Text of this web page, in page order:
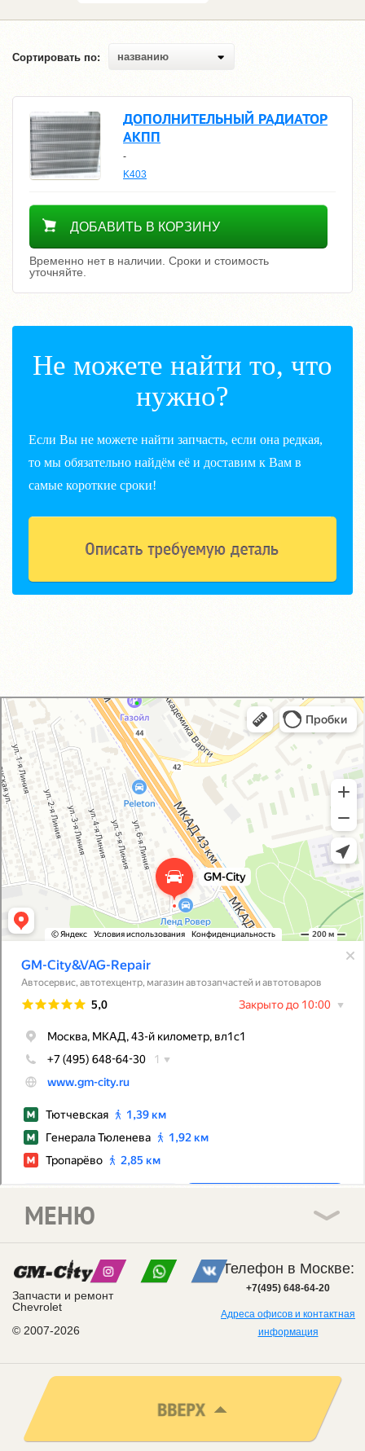
Сортировать по: названию
ДОПОЛНИТЕЛЬНЫЙ РАДИАТОР
АКПП
-
K403
Уточнить цену
ДОБАВИТЬ В КОРЗИНУ
Временно нет в наличии. Сроки и стоимость
уточняйте.
Не можете найти то, что
нужно?
Если Вы не можете найти запчасть, если она редкая,
то мы обязательно найдём её и доставим к Вам в
самые короткие сроки!
GM-City&VAG-Repair
Автосервис, автотехцентр в Москве
Магазин автозапчастей и автотоваров в Москве
Запчасти и ремонт
Chevrolet
© 2007-2026
МЕНЮ
Телефон в Москве:
+7(495) 648-64-20
Адреса офисов и контактная
информация